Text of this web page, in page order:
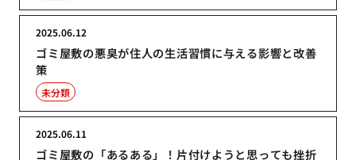
ゴミ屋敷の悪臭が住人の生活習慣に与える影響と改善
策
2025.06.12
未分類
ゴミ屋敷の「あるある」！片付けようと思っても挫折
2025.06.11